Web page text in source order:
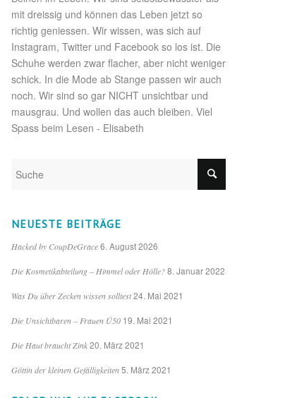
mit dreissig und können das Leben jetzt so
richtig geniessen. Wir wissen, was sich auf
Instagram, Twitter und Facebook so los ist. Die
Schuhe werden zwar flacher, aber nicht weniger
schick. In die Mode ab Stange passen wir auch
noch. Wir sind so gar NICHT unsichtbar und
mausgrau. Und wollen das auch bleiben. Viel
Spass beim Lesen - Elisabeth
NEUESTE BEITRÄGE
Hacked by CoupDeGrace 6. August 2026
Die Kosmetikabteilung – Himmel oder Hölle? 8. Januar 2022
Was Du über Zecken wissen solltest 24. Mai 2021
Die Unsichtbaren – Frauen Ü50 19. Mai 2021
Die Haut braucht Zink 20. März 2021
Göttin der kleinen Gefälligkeiten 5. März 2021